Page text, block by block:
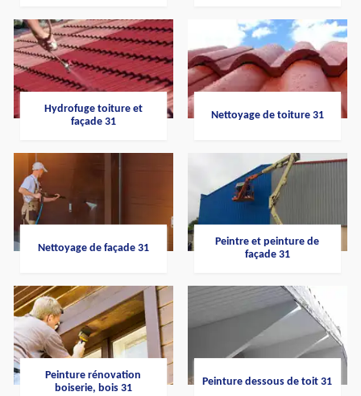
Hydrofuge toiture et
façade 31
Nettoyage de toiture 31
Nettoyage de façade 31
Peintre et peinture de
façade 31
Peinture rénovation
boiserie, bois 31
Peinture dessous de toit 31